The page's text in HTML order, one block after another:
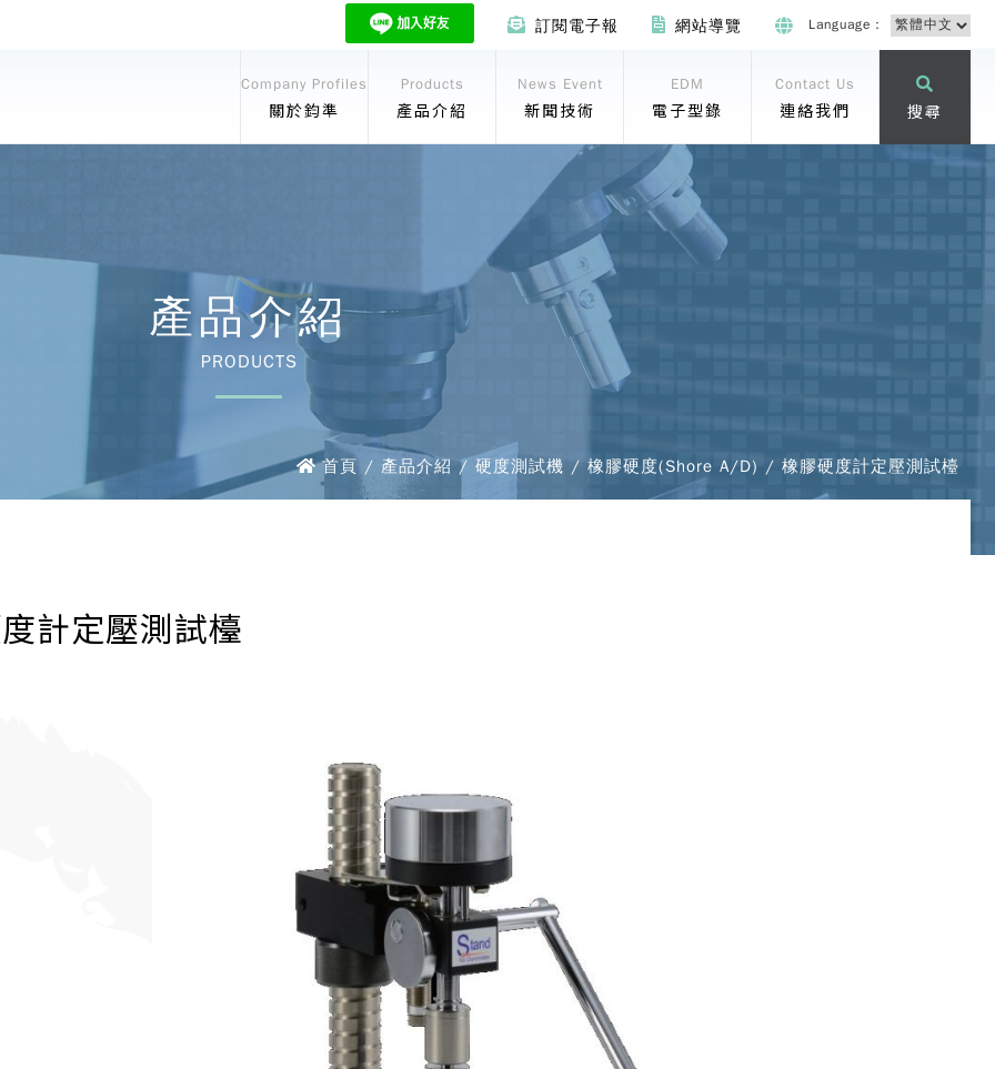
訂閱電子報 網站導覽 Language：
Company Profiles
關於鈞準
Products
產品介紹
News Event
新聞技術
EDM
電子型錄
Contact Us
連絡我們 搜尋
產品介紹
PRODUCTS
首頁 / 產品介紹 / 硬度測試機 / 橡膠硬度(Shore A/D) / 橡膠硬度計定壓測試檯
計定壓測試檯